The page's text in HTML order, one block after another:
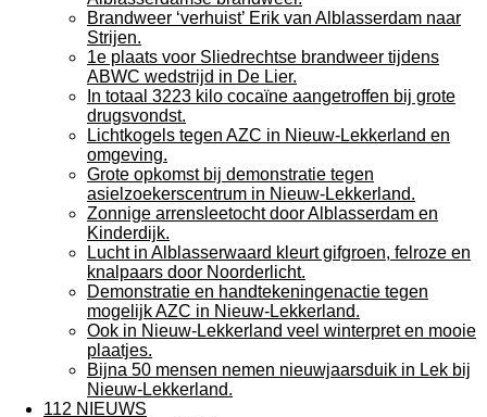
Brandweer ‘verhuist’ Erik van Alblasserdam naar
Strijen.
1e plaats voor Sliedrechtse brandweer tijdens
ABWC wedstrijd in De Lier.
In totaal 3223 kilo cocaïne aangetroffen bij grote
drugsvondst.
Lichtkogels tegen AZC in Nieuw-Lekkerland en
omgeving.
Grote opkomst bij demonstratie tegen
asielzoekerscentrum in Nieuw-Lekkerland.
Zonnige arrensleetocht door Alblasserdam en
Kinderdijk.
Lucht in Alblasserwaard kleurt gifgroen, felroze en
knalpaars door Noorderlicht.
Demonstratie en handtekeningenactie tegen
mogelijk AZC in Nieuw-Lekkerland.
Ook in Nieuw-Lekkerland veel winterpret en mooie
plaatjes.
Bijna 50 mensen nemen nieuwjaarsduik in Lek bij
Nieuw-Lekkerland.
112 NIEUWS